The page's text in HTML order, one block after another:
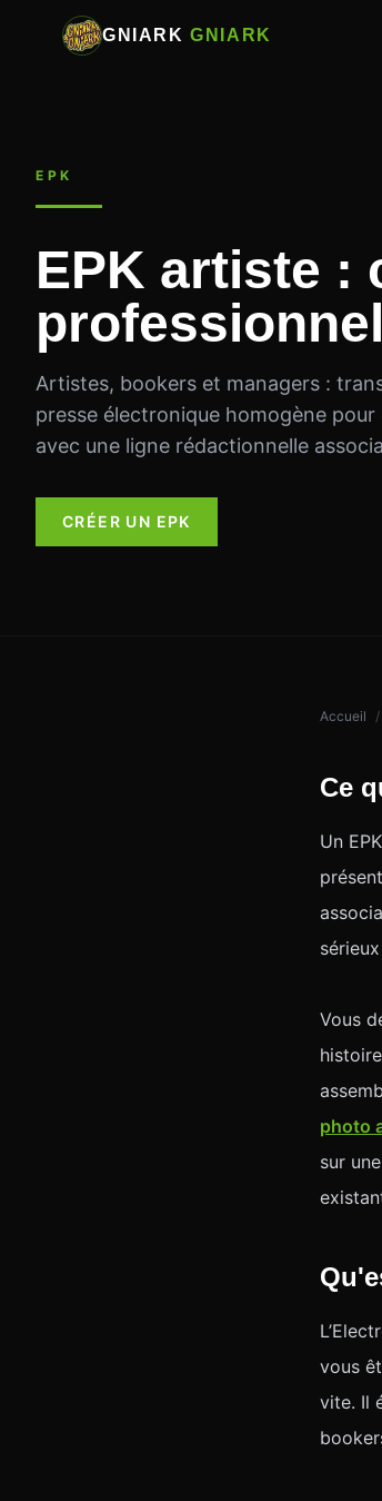
GNIARKGNIARK
EPK
EPK artiste :
professionnel
Artistes, bookers et managers :
presse électronique homogène
avec une ligne rédactionnelle
CRÉER UN EPK
Accueil /
Ce
Un
Vous
photo
sur une
vous
vite. Il